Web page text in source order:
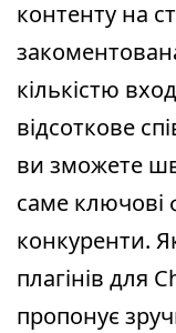
контенту на
кількістю
відсоткове
ви зможете
саме ключові
конкуренти.
плагінів для
пропонує